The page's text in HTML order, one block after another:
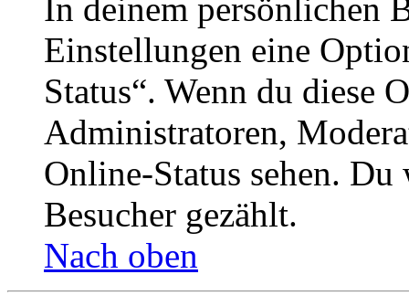
In deinem persönlichen
Einstellungen eine
Status“. Wenn du diese
Administratoren,
Online-Status sehen.
Besucher gezählt.
Nach oben